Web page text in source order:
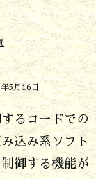
5月16日
るコードでの
込み系ソフト
御する機能が